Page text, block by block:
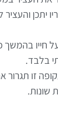
והעציר
חייו בהמשך
בלבד.
זו תגרור
שונות.